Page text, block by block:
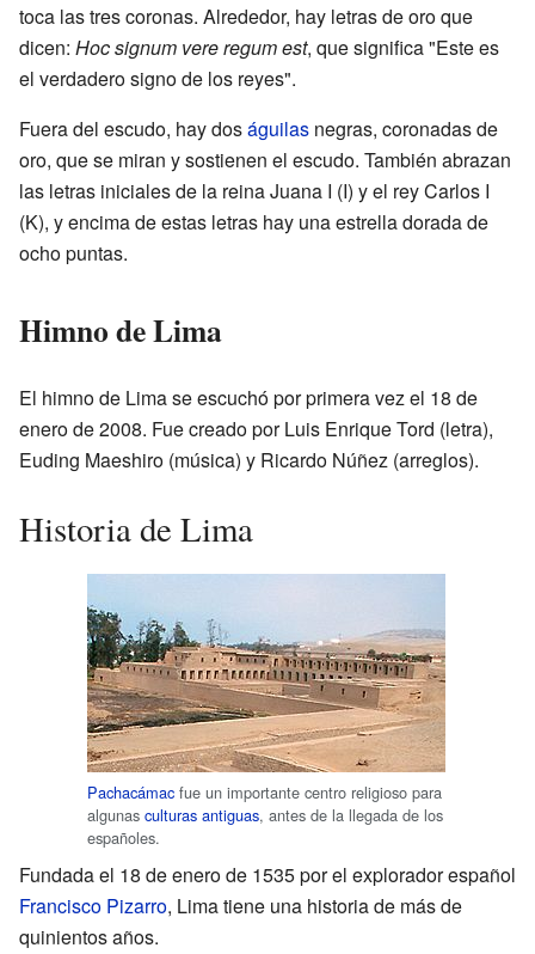
toca las tres coronas. Alrededor, hay letras de oro que
dicen: Hoc signum vere regum est, que significa "Este es
el verdadero signo de los reyes".
Fuera del escudo, hay doságuilas negras, coronadas de
oro, que se miran y sostienen el escudo. También abrazan
las letras iniciales de la reina Juana I (I) y el rey Carlos I
(K), y encima de estas letras hay una estrella dorada de
ocho puntas.
Himno de Lima
El himno de Lima se escuchó por primera vez el 18 de
enero de 2008. Fue creado por Luis Enrique Tord (letra),
Euding Maeshiro (música) y Ricardo Núñez (arreglos).
Historia de Lima
Pachacámac fue un importante centro religioso para
algunas culturas antiguas, antes de la llegada de los
españoles.
Fundada el 18 de enero de 1535 por el explorador español
Francisco Pizarro, Lima tiene una historia de más de
quinientos años.